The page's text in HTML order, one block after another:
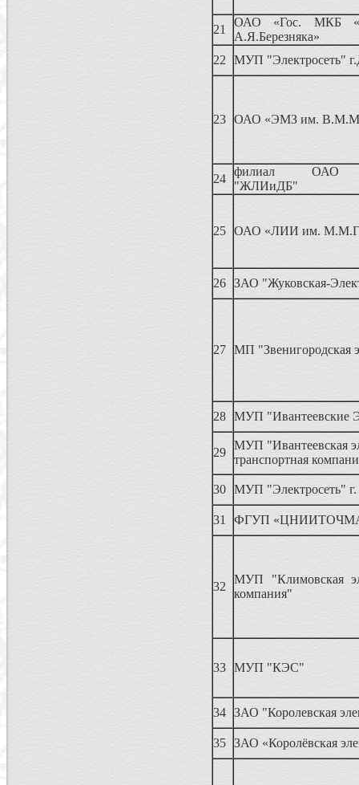
21
ОАО «Гос. МКБ
А.Я.Березняка»
22
МУП "Электросеть"
23 ОАО «ЭМЗ им.
24
филиал ОАО
"ЖЛИиДБ"
25 ОАО «ЛИИ им.
26 ЗАО "Жуковская-
27 МП "Звенигородская
28 МУП "Ивантеевские
29
МУП "Ивантеевская
транспортная
30 МУП "Электросеть"
31 ФГУП
32
МУП "Климовская
компания"
33 МУП "КЭС"
34 ЗАО "Королевская
35 ЗАО «Королёвская